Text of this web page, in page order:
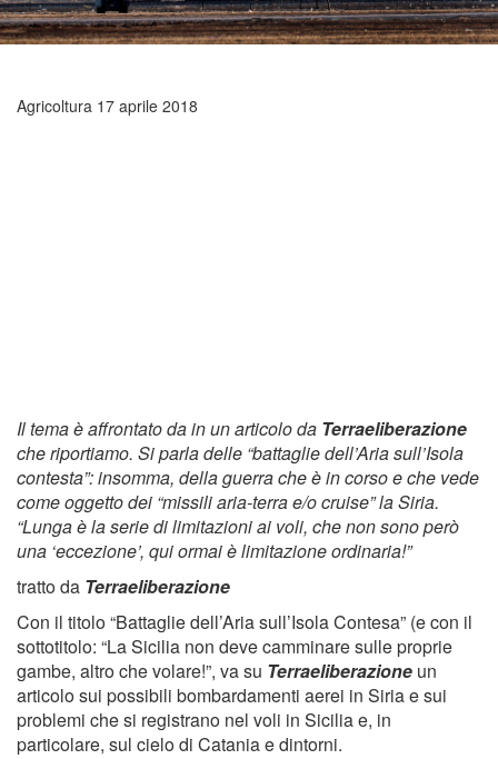
Agricoltura 17 aprile 2018
Il tema è affrontato da in un articolo da Terraeliberazione
che riportiamo. Si parla delle “battaglie dell’Aria sull’Isola
contesta”: insomma, della guerra che è in corso e che vede
come oggetto dei “missili aria-terra e/o cruise” la Siria.
“Lunga è la serie di limitazioni ai voli, che non sono però
una ‘eccezione’, qui ormai è limitazione ordinaria!”
tratto da Terraeliberazione
Con il titolo “Battaglie dell’Aria sull’Isola Contesa” (e con il
sottotitolo: “La Sicilia non deve camminare sulle proprie
gambe, altro che volare!”, va su Terraeliberazione un
articolo sui possibili bombardamenti aerei in Siria e sui
problemi che si registrano nel voli in Sicilia e, in
particolare, sul cielo di Catania e dintorni.